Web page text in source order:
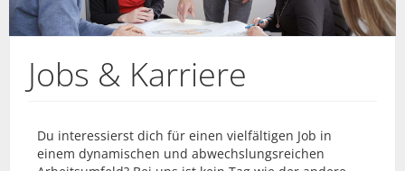
Jobs & Karriere
Du interessierst dich für einen vielfältigen Job in
einem dynamischen und abwechslungsreichen